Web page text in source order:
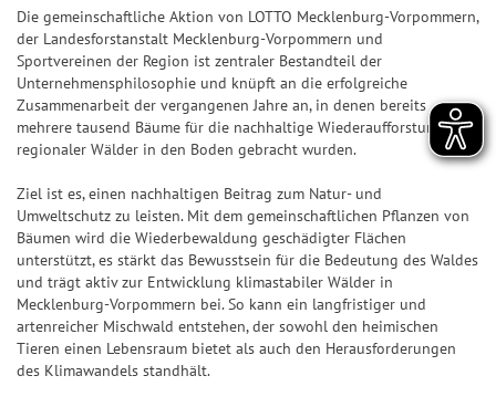
g
e
r-
C
h
n
c
e
e
n
T
r
e
e
r
b
il
a
n
R
6
n
S
p
i
e
l
p
l
a
n
n
&
Q
u
o
e
n
S
p
i
e
l
Die gemeinschaftliche Aktion von LOTTO Mecklenburg-Vorpommern,
der Landesforstanstalt Mecklenburg-Vorpommern und
Sportvereinen der Region ist zentraler Bestandteil der
Unternehmensphilosophie und knüpft an die erfolgreiche
Zusammenarbeit der vergangenen Jahre an, in denen bereits
mehrere tausend Bäume für die nachhaltige Wiederaufforstung
regionaler Wälder in den Boden gebracht wurden.
Ziel ist es, einen nachhaltigen Beitrag zum Natur- und
Umweltschutz zu leisten. Mit dem gemeinschaftlichen Pflanzen von
Bäumen wird die Wiederbewaldung geschädigter Flächen
unterstützt, es stärkt das Bewusstsein für die Bedeutung des Waldes
und trägt aktiv zur Entwicklung klimastabiler Wälder in
Mecklenburg-Vorpommern bei. So kann ein langfristiger und
artenreicher Mischwald entstehen, der sowohl den heimischen
Tieren einen Lebensraum bietet als auch den Herausforderungen
des Klimawandels standhält.